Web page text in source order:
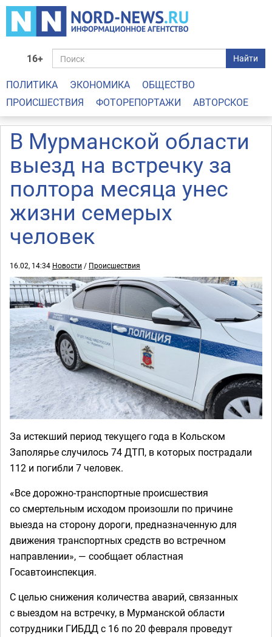
16+ Найти
ПОЛИТИКА ЭКОНОМИКА
ОБЩЕСТВО
ПРОИСШЕСТВИЯ
ФОТОРЕПОРТАЖИ АВТОРСКОЕ
В Мурманской области
выезд на встречку за
полтора месяца унес
жизни семерых
человек
16.02, 14:34 Новости / Происшествия
За истекший период текущего года в Кольском
Заполярье случилось 74 ДТП, в которых пострадали
112 и погибли 7 человек.
«Все дорожно-транспортные происшествия
со смертельным исходом произошли по причине
выезда на сторону дороги, предназначенную для
движения транспортных средств во встречном
направлении», — сообщает областная
Госавтоинспекция.
С целью снижения количества аварий, связанных
с выездом на встречку, в Мурманской области
сотрудники ГИБДД с 16 по 20 февраля проведут